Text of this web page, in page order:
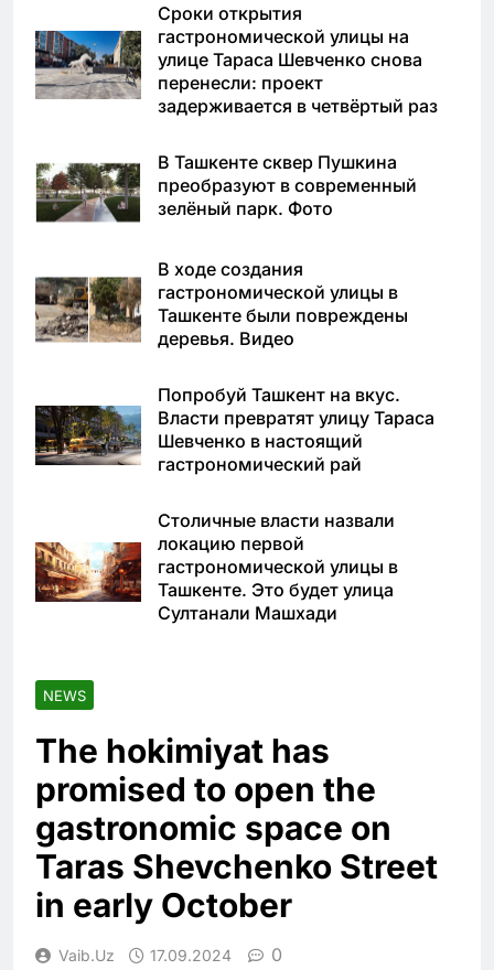
Сроки открытия
гастрономической улицы на
улице Тараса Шевченко снова
перенесли: проект
задерживается в четвёртый раз
В Ташкенте сквер Пушкина
преобразуют в современный
зелёный парк. Фото
В ходе создания
гастрономической улицы в
Ташкенте были повреждены
деревья. Видео
Попробуй Ташкент на вкус.
Власти превратят улицу Тараса
Шевченко в настоящий
гастрономический рай
Столичные власти назвали
локацию первой
гастрономической улицы в
Ташкенте. Это будет улица
Султанали Машхади
NEWS
The hokimiyat has
promised to open the
gastronomic space on
Taras Shevchenko Street
in early October
Vaib.uz 17.09.2024 0